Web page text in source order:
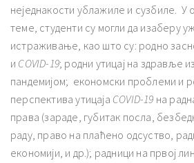
неједнакости ублажиле и сузбиле. У
теме, студенти су могли да изаберу
истраживање, као што су: родно
и COVID-19; родни утицај на здравље
пандемијом; економски проблеми и
перспектива утицаја COVID-19 на
права (зараде, губитак посла,
раду, право на плаћено одсуство,
економији, и др.); радници на првој